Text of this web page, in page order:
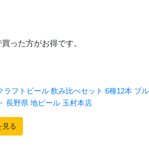
った方がお得です。